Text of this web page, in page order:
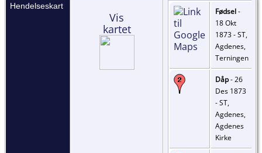
Hendelseskart
Vis
kartet
Fødsel-
18 Okt
1873 - ST,
Agdenes,
Terningen
Dåp- 26
Des 1873
- ST,
Agdenes,
Agdenes
Kirke